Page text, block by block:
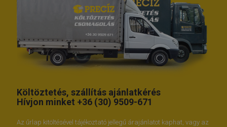
Költöztetés, szállítás ajánlatkérés
Hívjon minket +36 (30) 9509-671
Az űrlap kitöltésével tájékoztató jellegű árajánlatot kaphat, vagy az